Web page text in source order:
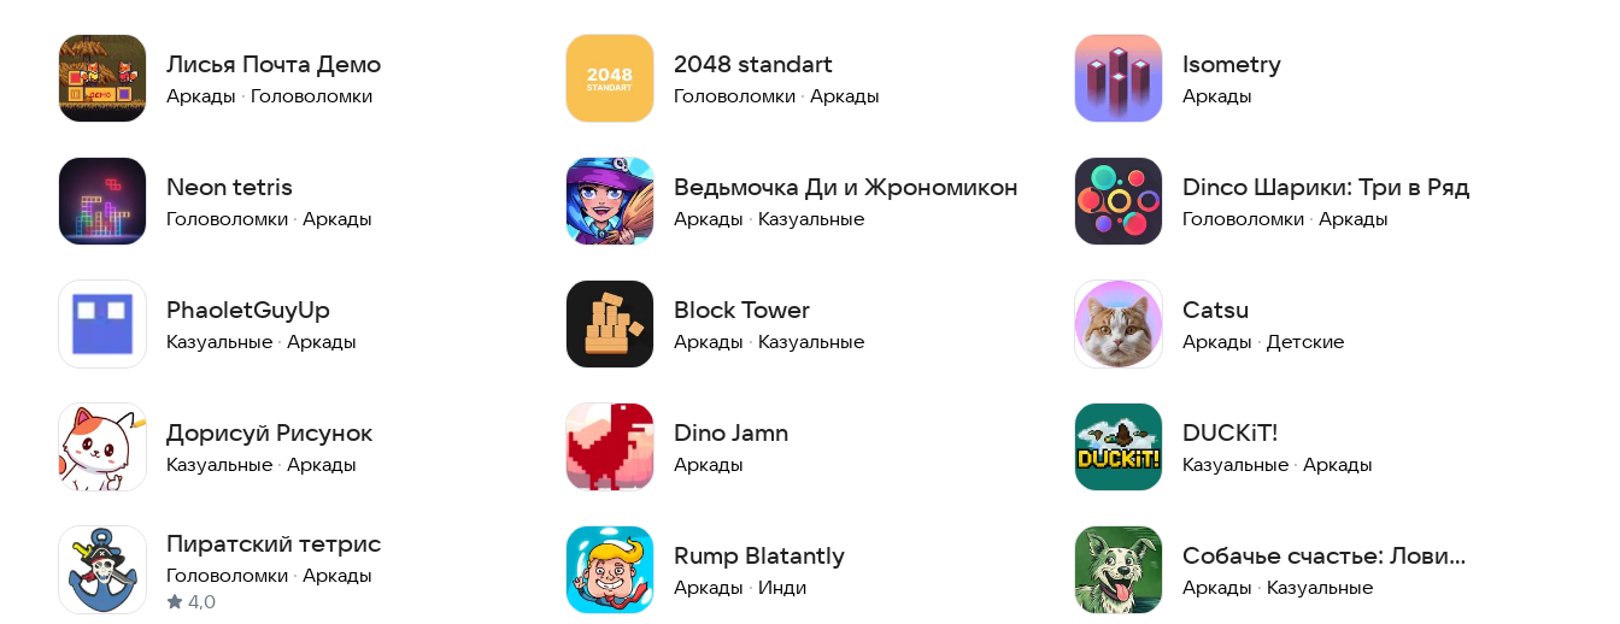
Лисья Почта Демо
Аркады · Головоломки
2048 standart
Головоломки · Аркады
Isometry
Аркады
Neon tetris
Головоломки · Аркады
Ведьмочка Ди и Жрономикон
Аркады · Казуальные
Dinco Шарики: Три в Ряд
Головоломки · Аркады
PhaoletGuyUp
Казуальные · Аркады
Block Tower
Аркады · Казуальные
Catsu
Аркады · Детские
Дорисуй Рисунок
Казуальные · Аркады
Dino Jamn
Аркады
DUCKiT!
Казуальные · Аркады
Пиратский тетрис
Головоломки · Аркады
4,0
Rump Blatantly
Аркады · Инди
Собачье счастье: Лови
косточки!
Аркады · Казуальные